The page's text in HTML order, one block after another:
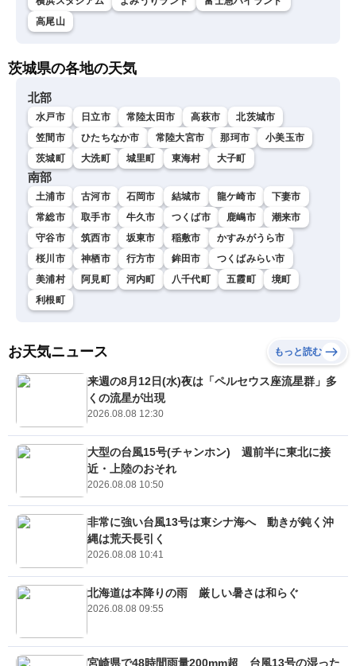
高尾山
茨城県の各地の天気
北部
水戸市 日立市 常陸太田市 高萩市
北茨城市
笠間市
ひたちなか市 常陸大宮市 那珂市
小美玉市
茨城町
大洗町 城里町 東海村 大子町
南部
土浦市 古河市 石岡市 結城市 龍ケ崎市
下妻市
常総市
取手市 牛久市 つくば市 鹿嶋市
潮来市
守谷市
筑西市 坂東市 稲敷市
かすみがうら市
桜川市
神栖市 行方市 鉾田市
つくばみらい市
美浦村
阿見町 河内町 八千代町 五霞町
境町
利根町
お天気ニュース もっと読む
来週の8月12日(水)夜は「ペルセウス座流星群」多
くの流星が出現
2026.08.08 12:30
大型の台風15号(チャンホン) 週前半に東北に接
近・上陸のおそれ
2026.08.08 10:50
非常に強い台風13号は東シナ海へ 動きが鈍く沖
縄は荒天長引く
2026.08.08 10:41
北海道は本降りの雨 厳しい暑さは和らぐ
2026.08.08 09:55
宮崎県で48時間雨量200mm超 台風13号の湿った